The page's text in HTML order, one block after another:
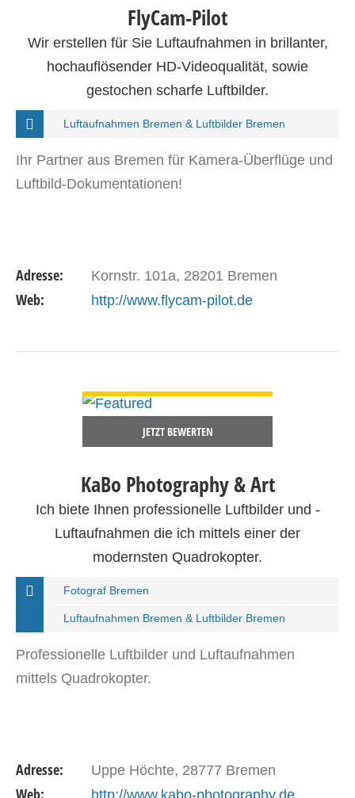
FlyCam-Pilot
Wir erstellen für Sie Luftaufnahmen in brillanter,
hochauflösender HD-Videoqualität, sowie
gestochen scharfe Luftbilder.
Luftaufnahmen Bremen & Luftbilder Bremen
Ihr Partner aus Bremen für Kamera-Überflüge und
Luftbild-Dokumentationen!
Adresse: Kornstr. 101a, 28201 Bremen
Web: http://www.flycam-pilot.de
JETZT BEWERTEN
KaBo Photography & Art
Ich biete Ihnen professionelle Luftbilder und -
Luftaufnahmen die ich mittels einer der
modernsten Quadrokopter.
Fotograf Bremen
Luftaufnahmen Bremen & Luftbilder Bremen
Professionelle Luftbilder und Luftaufnahmen
mittels Quadrokopter.
Adresse: Uppe Höchte, 28777 Bremen
Web: http://www.kabo-photography.de